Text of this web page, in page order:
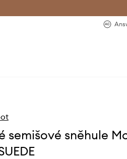
semišové sněhule